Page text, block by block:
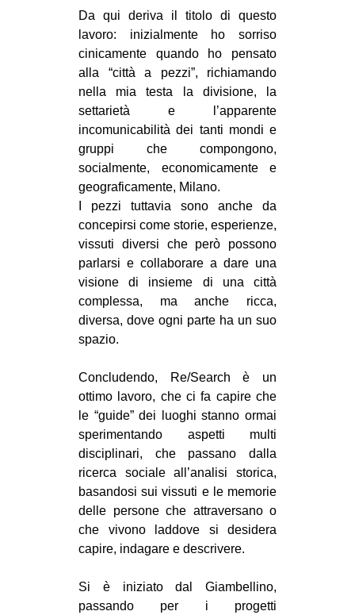
Da qui deriva il titolo di questo
lavoro: inizialmente ho sorriso
cinicamente quando ho pensato
alla “città a pezzi”, richiamando
nella mia testa la divisione, la
settarietà e l’apparente
incomunicabilità dei tanti mondi e
gruppi che compongono,
socialmente, economicamente e
geograficamente, Milano.
I pezzi tuttavia sono anche da
concepirsi come storie, esperienze,
vissuti diversi che però possono
parlarsi e collaborare a dare una
visione di insieme di una città
complessa, ma anche ricca,
diversa, dove ogni parte ha un suo
spazio.
Concludendo, Re/Search è un
ottimo lavoro, che ci fa capire che
le “guide” dei luoghi stanno ormai
sperimentando aspetti multi
disciplinari, che passano dalla
ricerca sociale all’analisi storica,
basandosi sui vissuti e le memorie
delle persone che attraversano o
che vivono laddove si desidera
capire, indagare e descrivere.
Si è iniziato dal Giambellino,
passando per i progetti